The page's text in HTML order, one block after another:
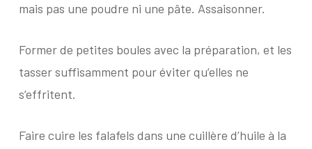
mais pas une poudre ni une pâte. Assaisonner.
Former de petites boules avec la préparation, et les
tasser suffisamment pour éviter qu’elles ne
s’effritent.
Faire cuire les falafels dans une cuillère d’huile à la